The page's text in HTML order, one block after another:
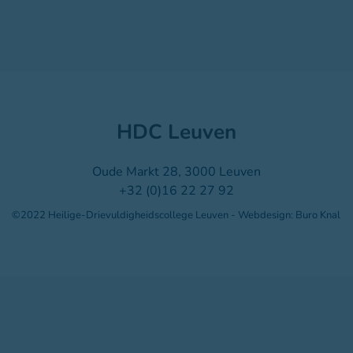
HDC Leuven
Oude Markt 28, 3000 Leuven
+32 (0)16 22 27 92
©2022 Heilige-Drievuldigheidscollege Leuven - Webdesign: Buro Knal